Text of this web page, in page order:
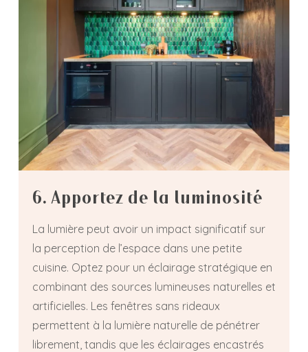
6. Apportez de la luminosité
La lumière peut avoir un impact significatif sur
la perception de l’espace dans une petite
cuisine. Optez pour un éclairage stratégique en
combinant des sources lumineuses naturelles et
artificielles. Les fenêtres sans rideaux
permettent à la lumière naturelle de pénétrer
librement, tandis que les éclairages encastrés